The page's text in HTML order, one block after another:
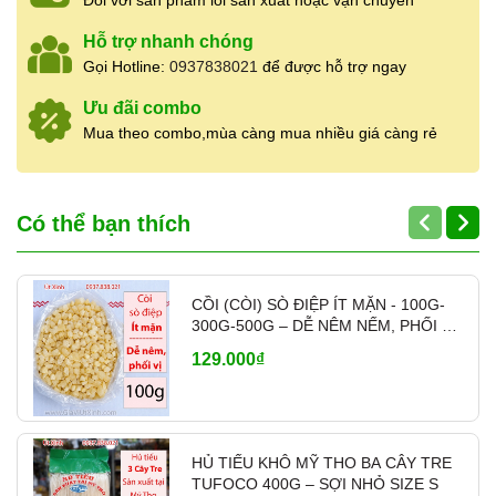
Nấu cháo: Dùng 20-30g sá sùng khô
cho một nồi cháo 2 lít. Nấu cùng với
các nguyên liệu khác như gạo, thịt bằm,
hoặc tôm để tăng vị ngọt và đậm đà
Hãy chọnsá sùng khô
để món phở, cháo
truyền thống. Bí quyết cho bữa ăn gia đình
thơm ngon, bổ dưỡng nằm ở chính nguyên
liệu này!
- Xuất xứ: Việt Nam
- Hsd: 36 tháng
Hỗ trợ nhanh chóng
Gọi Hotline: 0937838021 để được hỗ trợ ngay
Ưu đãi combo
Mua theo combo,mùa càng mua nhiều giá càng rẻ
Có thể bạn thích
CỒI (CÒI) SÒ ĐIỆP ÍT MẶN - 100G-
300G-500G – DỄ NÊM NẾM, PHỐI VỊ
129.000₫
HỦ TIẾU KHÔ MỸ THO BA CÂY TRE
TUFOCO 400G – SỢI NHỎ SIZE S